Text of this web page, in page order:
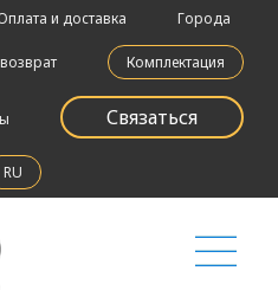
и доставка Города
Комплектация
Связаться
RU